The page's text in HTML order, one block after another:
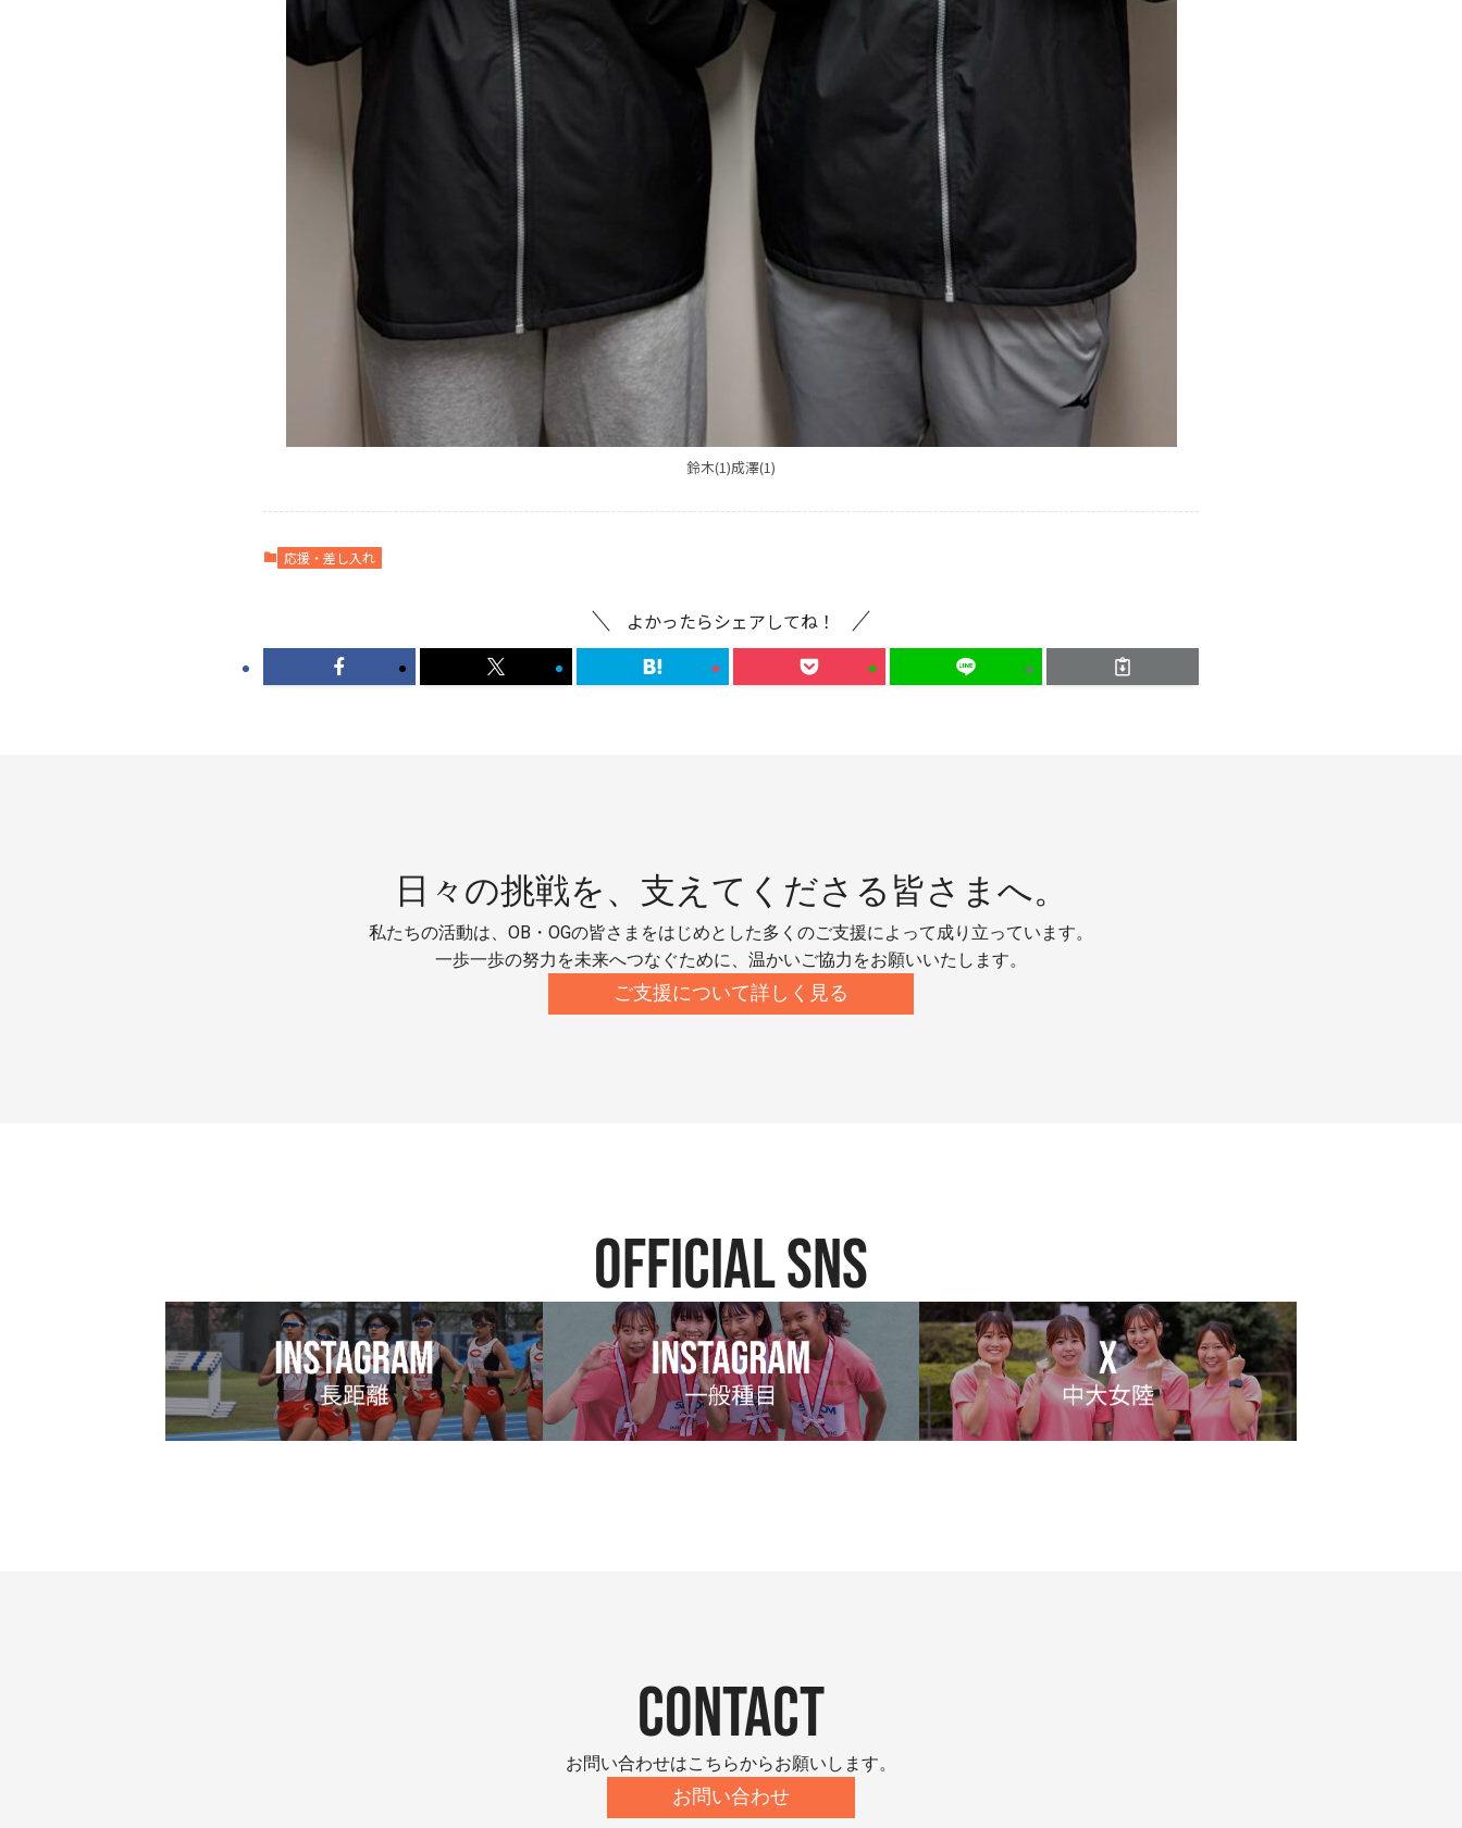
鈴木(1)成澤(1)
応援・差し入れ
よかったらシェアしてね！
日々の挑戦を、 支えてくださる皆さまへ。
私たちの活動は、OB・OGの皆さまをはじめとした多くのご支援によって成り立っています。
一歩一歩の努力を未来へつなぐために、温かいご協力をお願いいたします。
ご支援について詳しく見る
official SNS
contact
お問い合わせはこちらからお願いします。
お問い合わせ